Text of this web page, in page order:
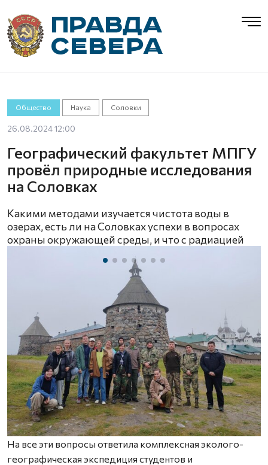
Общество Наука Соловки
26.08.2024 12:00
Географический факультет МПГУ
провёл природные исследования
на Соловках
Какими методами изучается чистота воды в
озерах, есть ли на Соловках успехи в вопросах
охраны окружающей среды, и что с радиацией
На все эти вопросы ответила комплексная эколого-
географическая экспедиция студентов и